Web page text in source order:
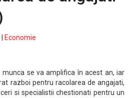
Economie
se va amplifica în acest an, iar
razboi pentru racolarea de angajati,
si specialistii chestionati pentru un